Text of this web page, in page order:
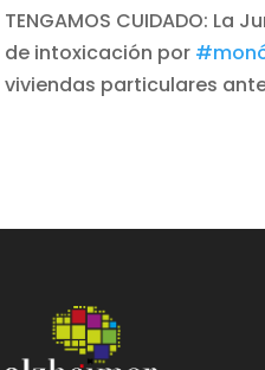
TENGAMOS CUIDADO:
de intoxicación por
viviendas particulares